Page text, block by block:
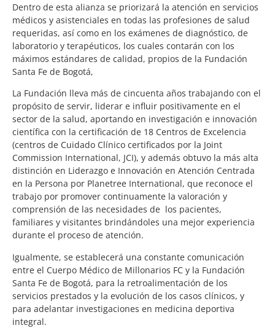
Dentro de esta alianza se priorizará la atención en servicios
médicos y asistenciales en todas las profesiones de salud
requeridas, así como en los exámenes de diagnóstico, de
laboratorio y terapéuticos, los cuales contarán con los
máximos estándares de calidad, propios de la Fundación
Santa Fe de Bogotá,
La Fundación lleva más de cincuenta años trabajando con el
propósito de servir, liderar e influir positivamente en el
sector de la salud, aportando en investigación e innovación
científica con la certificación de 18 Centros de Excelencia
(centros de Cuidado Clínico certificados por la Joint
Commission International, JCI), y además obtuvo la más alta
distinción en Liderazgo e Innovación en Atención Centrada
en la Persona por Planetree International, que reconoce el
trabajo por promover continuamente la valoración y
comprensión de las necesidades de los pacientes,
familiares y visitantes brindándoles una mejor experiencia
durante el proceso de atención.
Igualmente, se establecerá una constante comunicación
entre el Cuerpo Médico de Millonarios FC y la Fundación
Santa Fe de Bogotá, para la retroalimentación de los
servicios prestados y la evolución de los casos clínicos, y
para adelantar investigaciones en medicina deportiva
integral.